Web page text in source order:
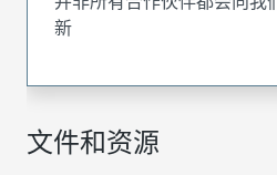
文件和资源
新